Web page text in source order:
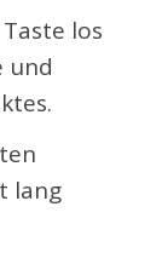
los
und
lang